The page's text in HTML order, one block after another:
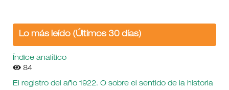
Lo más leído (Últimos 30 días)
Índice analítico
84
El registro del año 1922. O sobre el sentido de la historia